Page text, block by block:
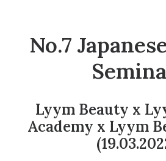
No.7
Lyym Beauty x
Academy x Lyym